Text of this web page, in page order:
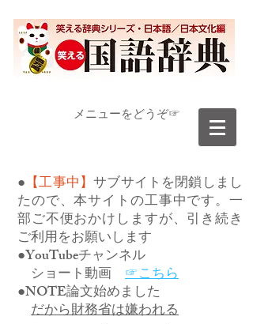
​メニューをどうぞ☞
● 【工事中】サブサイトを閉鎖しまし
たので、本サイトの工事中です。一
部ご不便おかけしますが、引き続き
ご利用をお願いします
●YouTubeチャンネル
ショート動画 ☞こちら
●NOTE論文始めました
だから財務省は嫌われる